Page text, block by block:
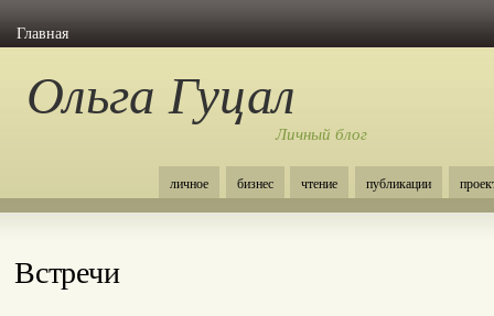
Главная
Ольга Гуцал
Личный блог
личное бизнес чтение публикации
Встречи